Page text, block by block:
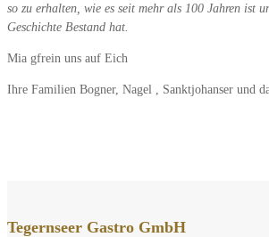
so zu erhalten, wie es seit mehr als 100 Jahren ist
Geschichte Bestand hat.
Mia gfrein uns auf Eich
Ihre Familien Bogner, Nagel , Sanktjohanser und
Tegernseer Gastro GmbH